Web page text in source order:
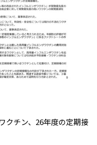
クチン、26年度の定期接